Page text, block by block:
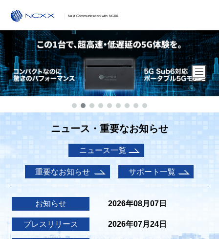
Next Communication with NCXX.
ニュース・重要なお知らせ
ニュース一覧
重要なお知らせ サポート一覧
お知らせ 2026年08月07日
プレスリリース 2026年07月24日